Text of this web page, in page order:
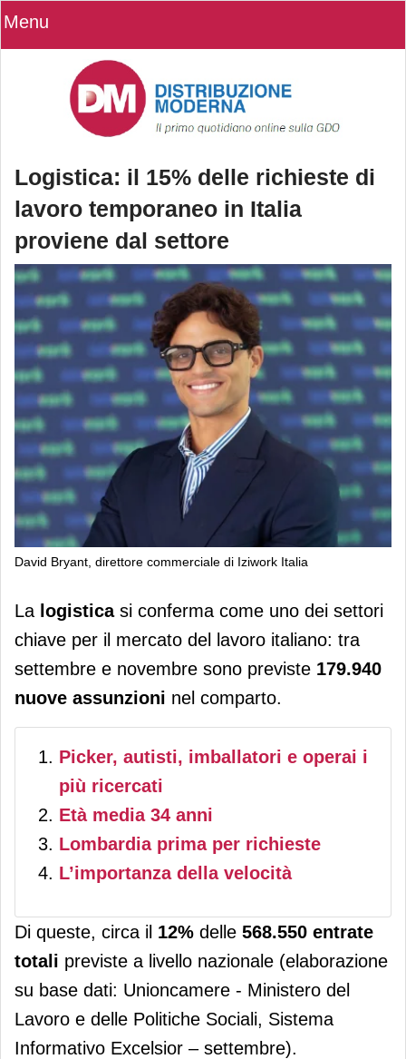
Menu
Logistica: il 15% delle richieste di
lavoro temporaneo in Italia
proviene dal settore
David Bryant, direttore commerciale di Iziwork Italia
Logistica: il 15% delle richieste di
lavoro temporaneo in Italia proviene
dal settore
La logisticasi conferma come uno dei settori
chiave per il mercato del lavoro italiano: tra
settembre e novembre sono previste 179.940
nuove assunzioni nel comparto.
Picker, autisti, imballatori e operai i
più ricercati
Età media 34 anni
Lombardia prima per richieste
L’importanza della velocità
Di queste, circa il 12% delle 568.550 entrate
totali previste a livello nazionale (elaborazione
su base dati: Unioncamere - Ministero del
Lavoro e delle Politiche Sociali, Sistema
Informativo Excelsior – settembre).